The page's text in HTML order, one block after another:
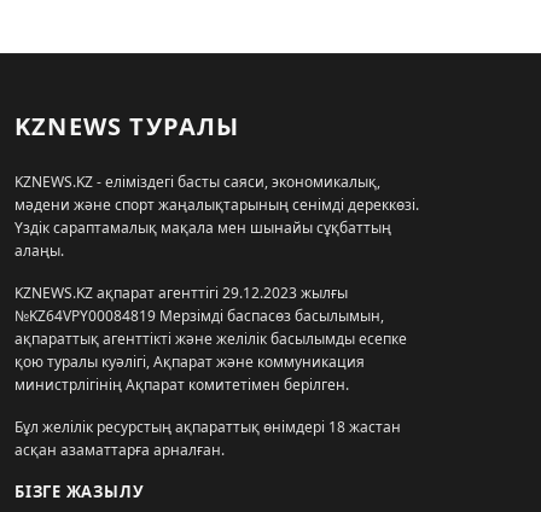
KZNEWS ТУРАЛЫ
KZNEWS.KZ - еліміздегі басты саяси, экономикалық,
мәдени және спорт жаңалықтарының сенімді дереккөзі.
Үздік сараптамалық мақала мен шынайы сұқбаттың
алаңы.
KZNEWS.KZ ақпарат агенттігі 29.12.2023 жылғы
№KZ64VPY00084819 Мерзімді баспасөз басылымын,
ақпараттық агенттікті және желілік басылымды есепке
қою туралы куәлігі, Ақпарат және коммуникация
министрлігінің Ақпарат комитетімен берілген.
Бұл желілік ресурстың ақпараттық өнімдері 18 жастан
асқан азаматтарға арналған.
БІЗГЕ ЖАЗЫЛУ